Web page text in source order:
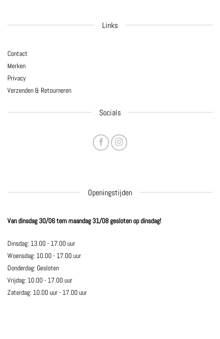
Links
Contact
Merken
Privacy
Verzenden & Retourneren
Socials
Openingstijden
Van dinsdag 30/06 tem maandag 31/08 gesloten op dinsdag!
Dinsdag: 13.00 - 17.00 uur
Woensdag: 10.00 - 17.00 uur
Donderdag: Gesloten
Vrijdag: 10.00 - 17.00 uur
Zaterdag: 10.00 uur - 17.00 uur